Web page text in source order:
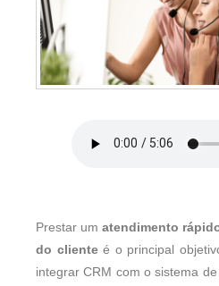
Prestar umatendimento
do clienteé o principal
integrar CRM com o sistema